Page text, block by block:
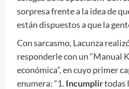
sorpresa frente a la idea de
están dispuestos a que la
Con sarcasmo, Lacunza
responderle con un “Manual
económica”, en cuyo primer
enumera: “1. Incumplirtodas